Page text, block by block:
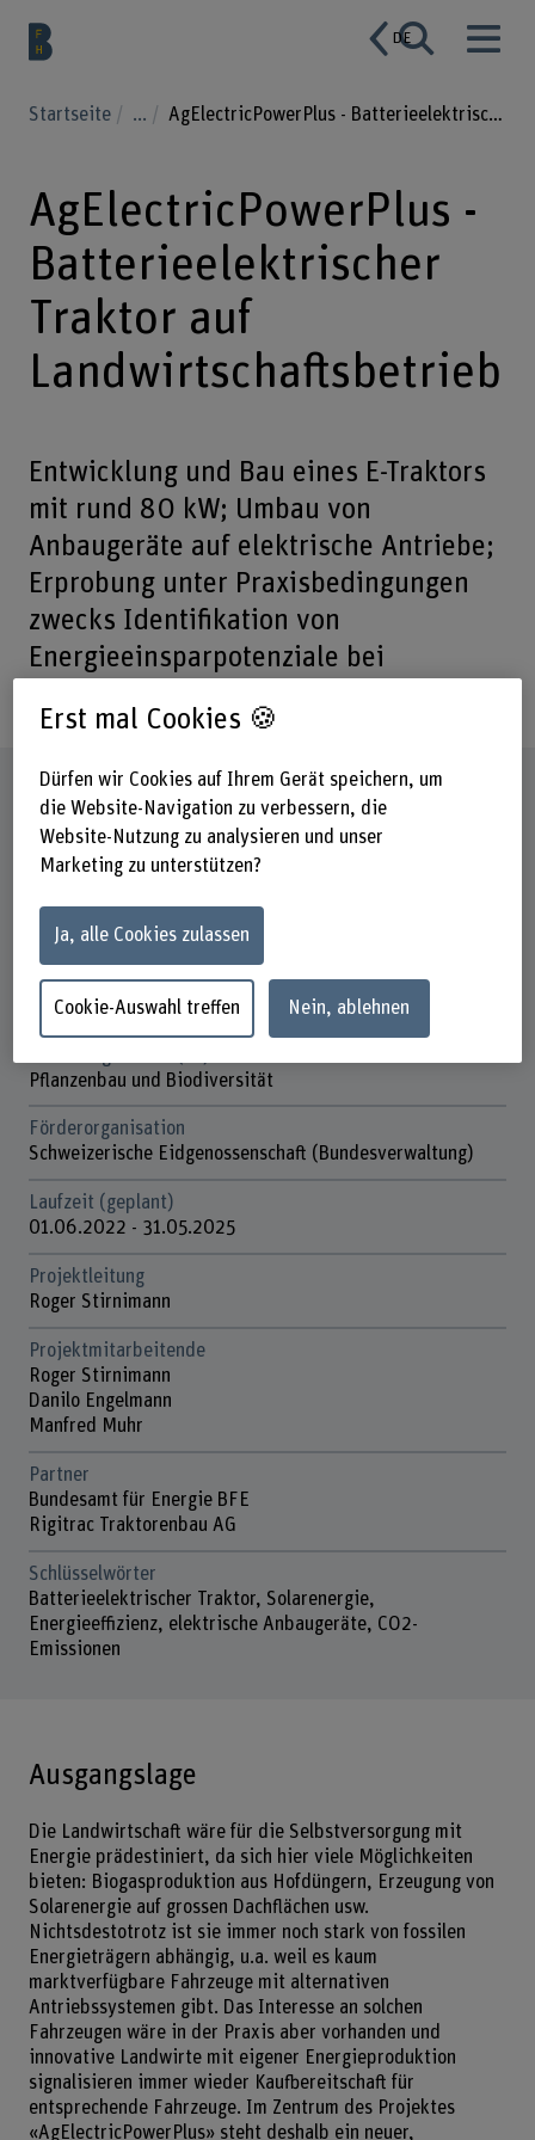
DE
Startseite ... AgElectricPowerPlus - Batterieelektrischer Traktor auf Landwirtschaftsbetrieb
AgElectricPowerPlus -
Batterieelektrischer
Traktor auf
Landwirtschaftsbetrieb
Entwicklung und Bau eines E-Traktors
mit rund 80 kW; Umbau von
Anbaugeräte auf elektrische Antriebe;
Erprobung unter Praxisbedingungen
zwecks Identifikation von
Energieeinsparpotenziale bei
Steckbrief
Beteiligte Departemente
Hochschule für Agrar-, Forst- und
Lebensmittelwissenschaften
Technik und Informatik
Institut(e)
Agronomie
Pflanzenbau und Biodiversität
Förderorganisation
Schweizerische Eidgenossenschaft (Bundesverwaltung)
Laufzeit (geplant)
01.06.2022 - 31.05.2025
Projektleitung
Roger Stirnimann
Projektmitarbeitende
Roger Stirnimann
Danilo Engelmann
Manfred Muhr
Partner
Bundesamt für Energie BFE
Rigitrac Traktorenbau AG
Schlüsselwörter
Batterieelektrischer Traktor, Solarenergie,
Energieeffizienz, elektrische Anbaugeräte, CO2-
Emissionen
Ausgangslage
Die Landwirtschaft wäre für die Selbstversorgung mit
Energie prädestiniert, da sich hier viele Möglichkeiten
bieten: Biogasproduktion aus Hofdüngern, Erzeugung von
Solarenergie auf grossen Dachflächen usw.
Nichtsdestotrotz ist sie immer noch stark von fossilen
Energieträgern abhängig, u.a. weil es kaum
marktverfügbare Fahrzeuge mit alternativen
Antriebssystemen gibt. Das Interesse an solchen
Fahrzeugen wäre in der Praxis aber vorhanden und
innovative Landwirte mit eigener Energieproduktion
signalisieren immer wieder Kaufbereitschaft für
entsprechende Fahrzeuge. Im Zentrum des Projektes
«AgElectricPowerPlus» steht deshalb ein neuer,
Erst mal Cookies 🍪
Dürfen wir Cookies auf Ihrem Gerät speichern, um
die Website-Navigation zu verbessern, die
Website-Nutzung zu analysieren und unser
Marketing zu unterstützen?
Ja, alle Cookies zulassen
Cookie-Auswahl treffen Nein, ablehnen